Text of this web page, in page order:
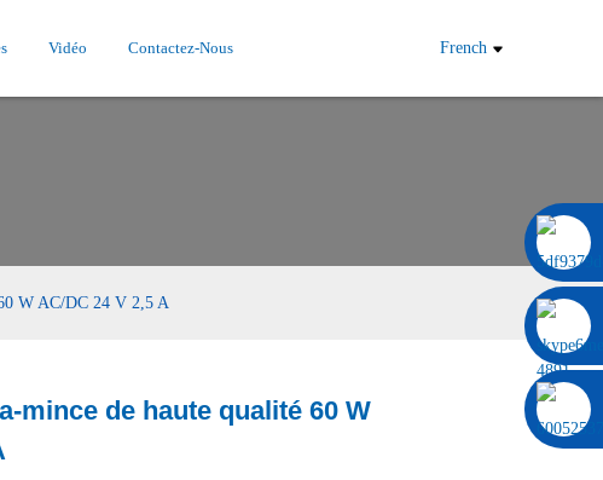
Vidéo Contactez-Nous French
W AC/DC 24 V 2,5 A
mince de haute qualité 60 W